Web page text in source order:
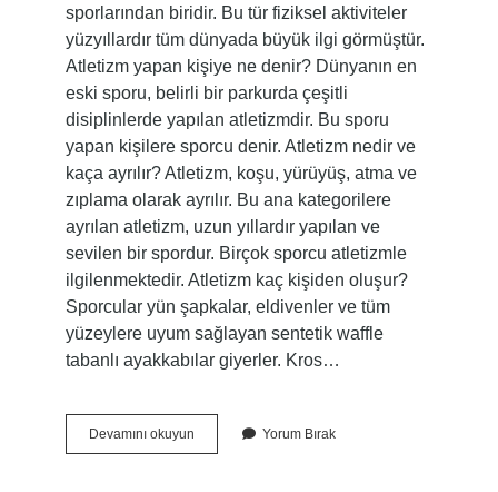
sporlarından biridir. Bu tür fiziksel aktiviteler
yüzyıllardır tüm dünyada büyük ilgi görmüştür.
Atletizm yapan kişiye ne denir? Dünyanın en
eski sporu, belirli bir parkurda çeşitli
disiplinlerde yapılan atletizmdir. Bu sporu
yapan kişilere sporcu denir. Atletizm nedir ve
kaça ayrılır? Atletizm, koşu, yürüyüş, atma ve
zıplama olarak ayrılır. Bu ana kategorilere
ayrılan atletizm, uzun yıllardır yapılan ve
sevilen bir spordur. Birçok sporcu atletizmle
ilgilenmektedir. Atletizm kaç kişiden oluşur?
Sporcular yün şapkalar, eldivenler ve tüm
yüzeylere uyum sağlayan sentetik waffle
tabanlı ayakkabılar giyerler. Kros…
Devamını okuyunAtletizm
Kime
Yorum Bırak